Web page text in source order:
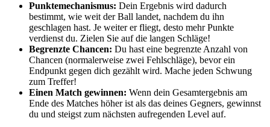
Punktemechanismus: Dein Ergebnis wird dadurch
bestimmt, wie weit der Ball landet, nachdem du ihn
geschlagen hast. Je weiter er fliegt, desto mehr Punkte
verdienst du. Zielen Sie auf die langen Schläge!
Begrenzte Chancen: Du hast eine begrenzte Anzahl von
Chancen (normalerweise zwei Fehlschläge), bevor ein
Endpunkt gegen dich gezählt wird. Mache jeden Schwung
zum Treffer!
Einen Match gewinnen: Wenn dein Gesamtergebnis am
Ende des Matches höher ist als das deines Gegners, gewinnst
du und steigst zum nächsten aufregenden Level auf.